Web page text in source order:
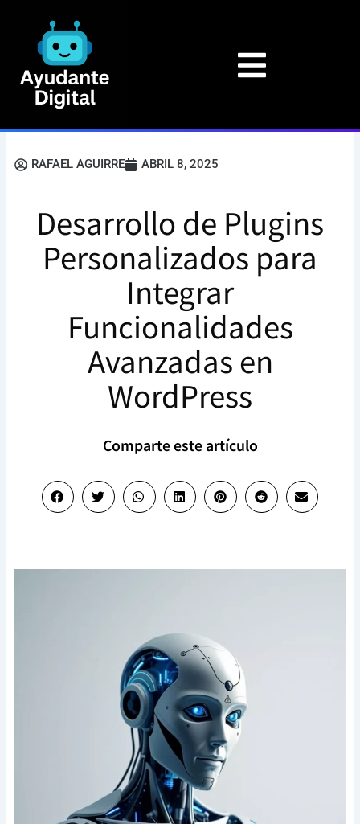
contenido
RAFAEL AGUIRRE ABRIL 8, 2025
Desarrollo de Plugins
Personalizados para
Integrar
Funcionalidades
Avanzadas en
WordPress
Comparte este artículo